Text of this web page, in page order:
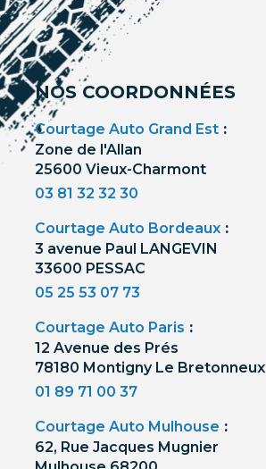
NOS COORDONNÉES
Courtage Auto Grand Est :
Zone de l'Allan
25600 Vieux-Charmont
03 81 32 32 30
Courtage Auto Bordeaux :
3 avenue Paul LANGEVIN
33600 PESSAC
05 25 53 07 73
Courtage Auto Paris :
12 Avenue des Prés
78180 Montigny Le Bretonneux
01 89 71 00 37
Courtage Auto Mulhouse :
62, Rue Jacques Mugnier